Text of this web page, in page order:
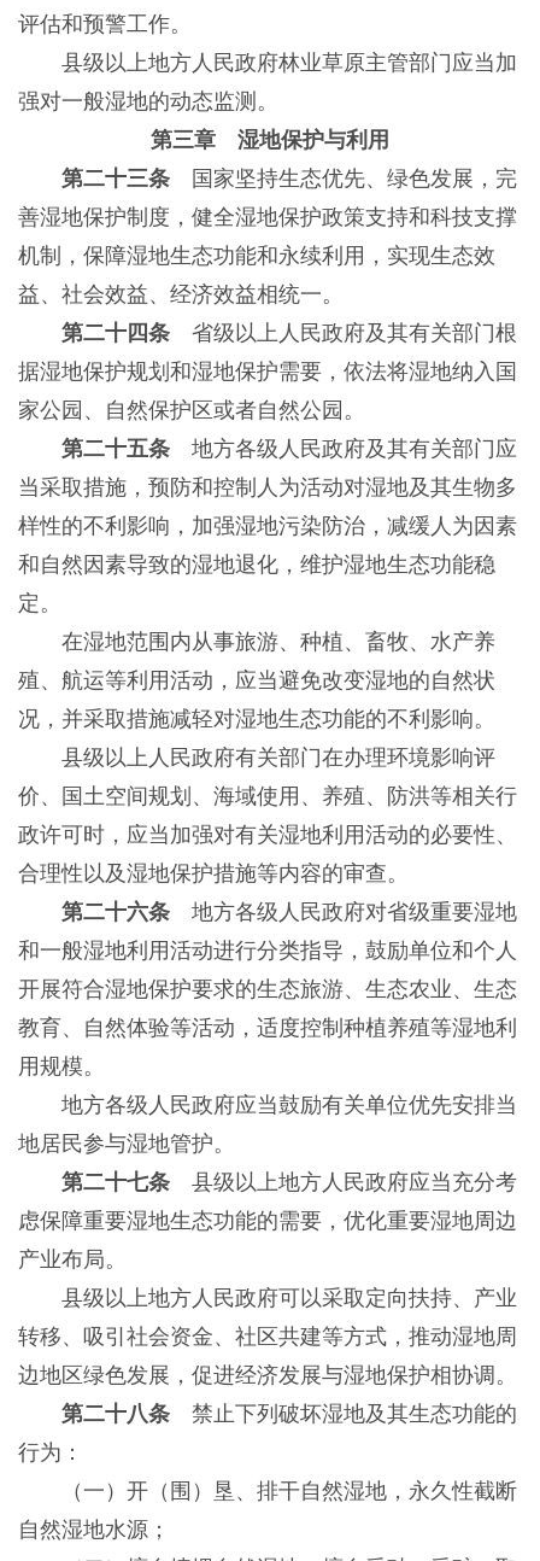
评估和预警工作。
县级以上地方人民政府林业草原主管部门应当加
强对一般湿地的动态监测。
第三章 湿地保护与利用
第二十三条国家坚持生态优先、绿色发展，完
善湿地保护制度，健全湿地保护政策支持和科技支撑
机制，保障湿地生态功能和永续利用，实现生态效
益、社会效益、经济效益相统一。
第二十四条省级以上人民政府及其有关部门根
据湿地保护规划和湿地保护需要，依法将湿地纳入国
家公园、自然保护区或者自然公园。
第二十五条地方各级人民政府及其有关部门应
当采取措施，预防和控制人为活动对湿地及其生物多
样性的不利影响，加强湿地污染防治，减缓人为因素
和自然因素导致的湿地退化，维护湿地生态功能稳
定。
在湿地范围内从事旅游、种植、畜牧、水产养
殖、航运等利用活动，应当避免改变湿地的自然状
况，并采取措施减轻对湿地生态功能的不利影响。
县级以上人民政府有关部门在办理环境影响评
价、国土空间规划、海域使用、养殖、防洪等相关行
政许可时，应当加强对有关湿地利用活动的必要性、
合理性以及湿地保护措施等内容的审查。
第二十六条地方各级人民政府对省级重要湿地
和一般湿地利用活动进行分类指导，鼓励单位和个人
开展符合湿地保护要求的生态旅游、生态农业、生态
教育、自然体验等活动，适度控制种植养殖等湿地利
用规模。
地方各级人民政府应当鼓励有关单位优先安排当
地居民参与湿地管护。
第二十七条县级以上地方人民政府应当充分考
虑保障重要湿地生态功能的需要，优化重要湿地周边
产业布局。
县级以上地方人民政府可以采取定向扶持、产业
转移、吸引社会资金、社区共建等方式，推动湿地周
边地区绿色发展，促进经济发展与湿地保护相协调。
第二十八条禁止下列破坏湿地及其生态功能的
行为：
（一）开（围）垦、排干自然湿地，永久性截断
自然湿地水源；